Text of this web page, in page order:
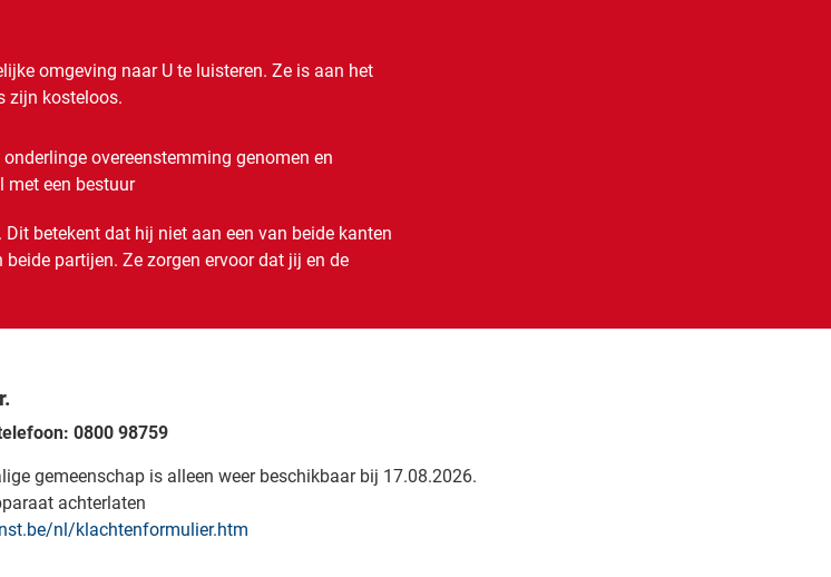
omgeving naar U te luisteren. Ze is aan het
zijn kosteloos.
overeenstemming genomen en
met een bestuur
betekent dat hij niet aan een van beide kanten
partijen. Ze zorgen ervoor dat jij en de
0800 98759
gemeenschap is alleen weer beschikbaar bij 17.08.2026.
achterlaten
nl/klachtenformulier.htm